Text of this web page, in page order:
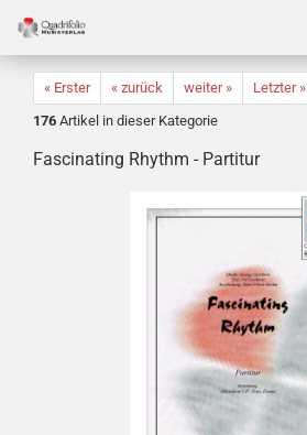
« Erster « zurück weiter »
Letzter »
176 Artikel in dieser Kategorie
Fascinating Rhythm - Partitur